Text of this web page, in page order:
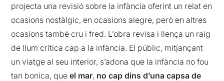
projecta una revisió sobre la infància oferint un relat en
ocasions nostàlgic, en ocasions alegre, però en altres
ocasions també cru i fred. L’obra revisa i llença un raig
de llum crítica cap a la infància. El públic, mitjançant
un viatge al seu interior, s’adona que la infància no fou
tan bonica, queel mar, no cap dins d’una capsa de